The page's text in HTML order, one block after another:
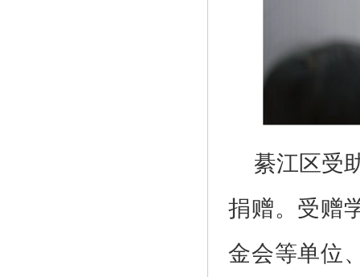
綦江区受
捐赠。受赠
金会等单位